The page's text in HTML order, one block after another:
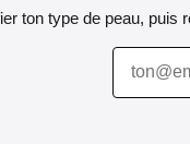
ton type de peau, puis